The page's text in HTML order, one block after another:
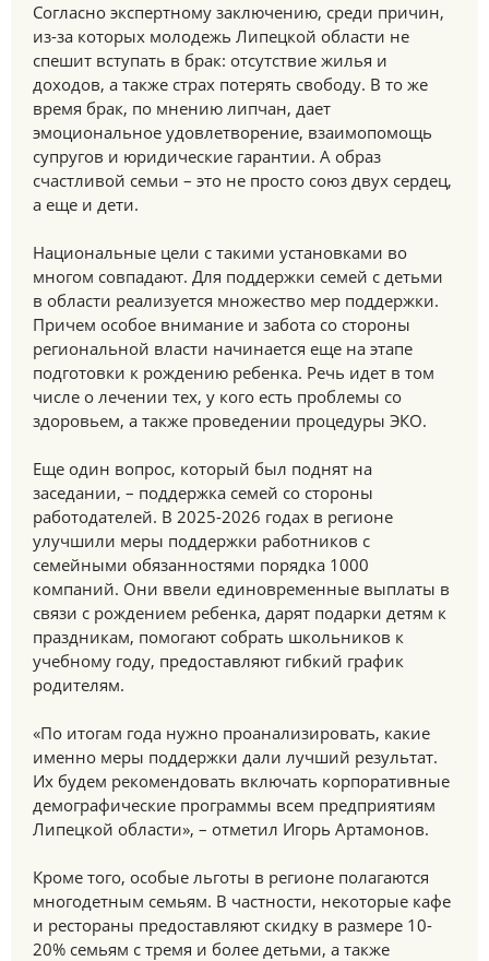
Согласно экспертному заключению, среди причин,
из-за которых молодежь Липецкой области не
спешит вступать в брак: отсутствие жилья и
доходов, а также страх потерять свободу. В то же
время брак, по мнению липчан, дает
эмоциональное удовлетворение, взаимопомощь
супругов и юридические гарантии. А образ
счастливой семьи – это не просто союз двух сердец,
а еще и дети.
Национальные цели с такими установками во
многом совпадают. Для поддержки семей с детьми
в области реализуется множество мер поддержки.
Причем особое внимание и забота со стороны
региональной власти начинается еще на этапе
подготовки к рождению ребенка. Речь идет в том
числе о лечении тех, у кого есть проблемы со
здоровьем, а также проведении процедуры ЭКО.
Еще один вопрос, который был поднят на
заседании, – поддержка семей со стороны
работодателей. В 2025-2026 годах в регионе
улучшили меры поддержки работников с
семейными обязанностями порядка 1000
компаний. Они ввели единовременные выплаты в
связи с рождением ребенка, дарят подарки детям к
праздникам, помогают собрать школьников к
учебному году, предоставляют гибкий график
родителям.
«По итогам года нужно проанализировать, какие
именно меры поддержки дали лучший результат.
Их будем рекомендовать включать корпоративные
демографические программы всем предприятиям
Липецкой области», – отметил Игорь Артамонов.
Кроме того, особые льготы в регионе полагаются
многодетным семьям. В частности, некоторые кафе
и рестораны предоставляют скидку в размере 10-
20% семьям с тремя и более детьми, а также